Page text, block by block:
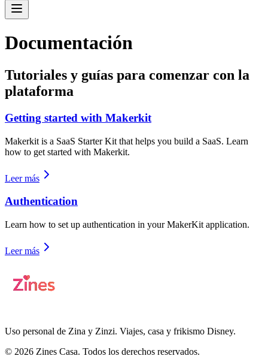
Documentación
Tutoriales y guías para comenzar con la
plataforma
Getting started with Makerkit
Makerkit is a SaaS Starter Kit that helps you build a SaaS. Learn
how to get started with Makerkit.
Leer más
Authentication
Learn how to set up authentication in your MakerKit application.
Leer más
Uso personal de Zina y Zinzi. Viajes, casa y frikismo Disney.
© 2026 Zines Casa. Todos los derechos reservados.